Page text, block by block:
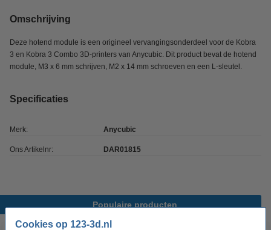
Cookies op 123-3d.nl
Omschrijving
Deze hotend module is een origineel vervangingsonderdeel voor de Kobra
3 en Kobra 3 Combo 3D-printers van Anycubic. Dit product bevat de hotend
module, M3 x 6 mm schrijven, M2 x 14 mm schroeven en een L-sleutel.
Specificaties
Merk: Anycubic
Ons Artikelnr: DAR01815
Populaire producten